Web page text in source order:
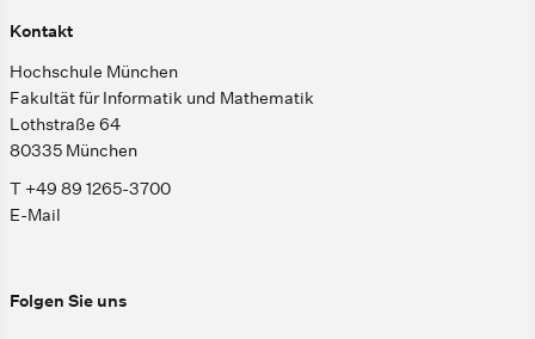
Kontakt
Hochschule München
Fakultät für Informatik und Mathematik
Lothstraße 64
80335 München
T +49 89 1265-3700
E-Mail
Folgen Sie uns